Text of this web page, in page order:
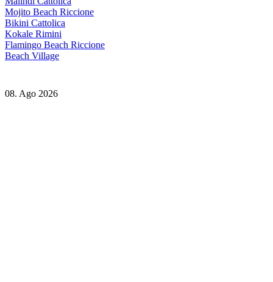
Mojito Beach Riccione
Bikini Cattolica
Kokale Rimini
Flamingo Beach Riccione
Beach Village
08. Ago 2026